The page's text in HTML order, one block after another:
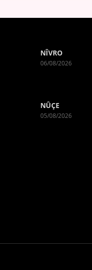
NÎVRO
06/08/2026
NÛÇE
05/08/2026